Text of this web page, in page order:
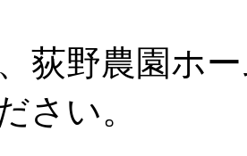
荻野農園ホ
さい。